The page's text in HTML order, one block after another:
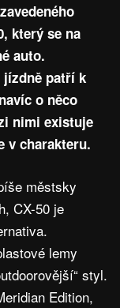
který se na
auto.
jízdně patří k
o něco
nimi existuje
v charakteru.
městsky
CX-50 je
lemy
styl.
Edition,